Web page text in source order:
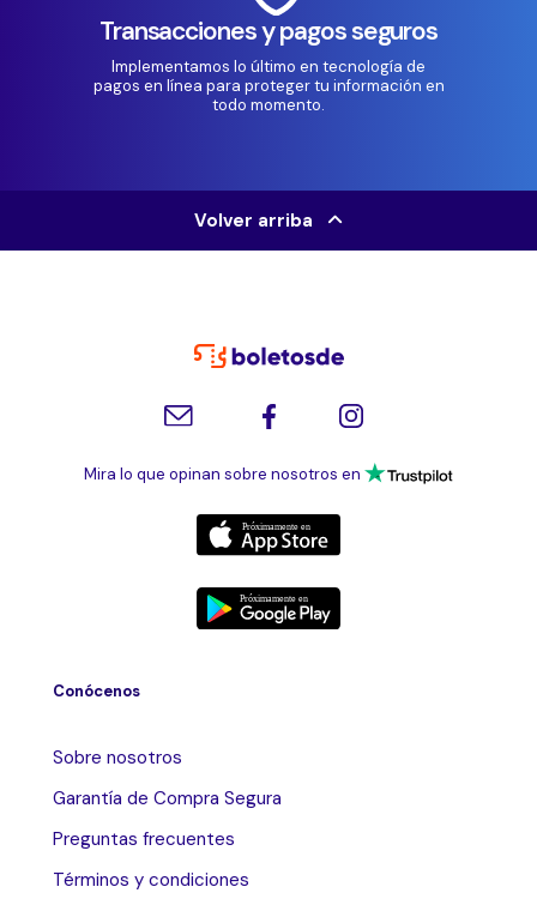
Transacciones y pagos seguros
Implementamos lo último en tecnología de
pagos en línea para proteger tu información en
todo momento.
Volver arriba
Mira lo que opinan sobre nosotros en
Conócenos
Sobre nosotros
Garantía de Compra Segura
Preguntas frecuentes
Términos y condiciones